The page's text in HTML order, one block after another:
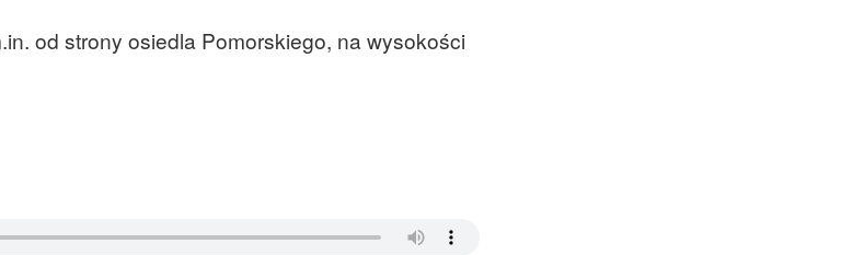
od strony osiedla Pomorskiego, na wysokości